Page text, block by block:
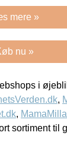
mere »
nu »
i
,
,
sortiment til